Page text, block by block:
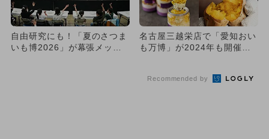
自由研究にも！「夏のさつま
いも博2026」が幕張メッセ
名古屋三越栄店で「愛知おい
も万博」が2024年も開催決
Recommended by